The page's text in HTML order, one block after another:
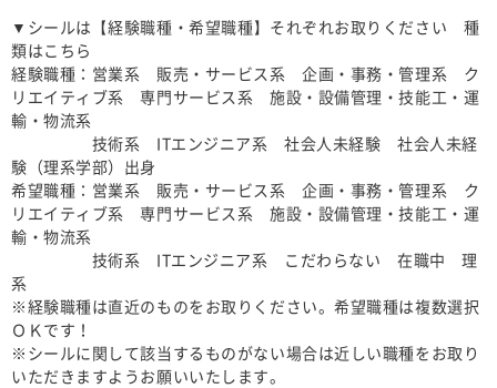
▼シールは【経験職種・希望職種】それぞれお取りください 種
類はこちら​
経験職種：営業系 販売・サービス系 企画・事務・管理系 ク
リエイティブ系 専門サービス系 施設・設備管理・技能工・運
輸・物流系​
技術系 ITエンジニア系 社会人未経験 社会人未経
験（理系学部）出身​
希望職種：営業系 販売・サービス系 企画・事務・管理系 ク
リエイティブ系 専門サービス系 施設・設備管理・技能工・運
輸・物流系
技術系 ITエンジニア系 こだわらない 在職中 理
系​
※経験職種は直近のものをお取りください。希望職種は複数選択
ＯＫです！​
※シールに関して該当するものがない場合は近しい職種をお取り
いただきますようお願いいたします。​